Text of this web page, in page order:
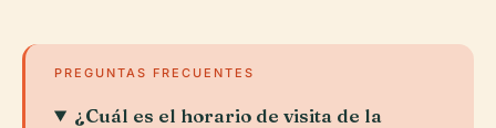
PREGUNTAS FRECUENTES
¿Cuál es el horario de visita de la